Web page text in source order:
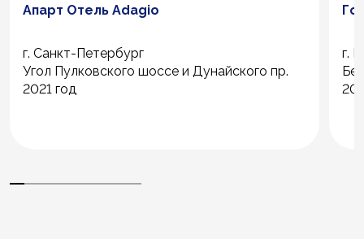
Апарт Отель Adagio
г. Санкт-Петербург
Угол Пулковского шоссе и Дунайского пр.
2021 год
г.